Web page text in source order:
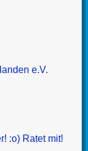
e.V.
:o) Ratet mit!